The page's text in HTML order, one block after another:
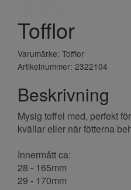
Tofflor
Varumärke: Tofflor
Artikelnummer: 2322104
Beskrivning
Mysig toffel med, perfekt
kvällar eller när fötterna
Innermått ca:
28 - 165mm
29 - 170mm